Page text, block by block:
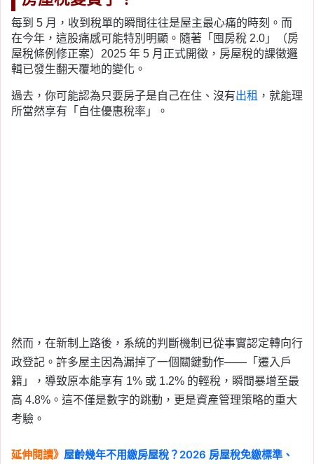
每到 5 月，收到稅單的瞬間往往是屋主最心痛的時刻。而
在今年，這股痛感可能特別明顯。隨著「囤房稅 2.0」（房
屋稅條例修正案）2025 年 5 月正式開徵，房屋稅的課徵邏
輯已發生翻天覆地的變化。
過去，你可能認為只要房子是自己在住、沒有出租 ，就能理
所當然享有「自住優惠稅率」。
然而，在新制上路後，系統的判斷機制已從事實認定轉向行
政登記。許多屋主因為漏掉了一個關鍵動作——「遷入戶
籍」，導致原本能享有 1% 或 1.2% 的輕稅，瞬間暴增至最
高 4.8%。這不僅是數字的跳動，更是資產管理策略的重大
考驗。
延伸閱讀》 屋齡幾年不用繳房屋稅？2026 房屋稅免繳標準、